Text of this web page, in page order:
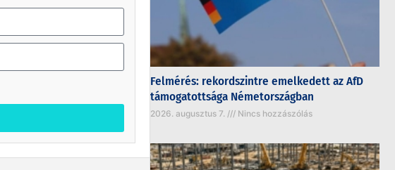
Felmérés: rekordszintre emelkedett az AfD
támogatottsága Németországban
2026. augusztus 7. Nincs hozzászólás